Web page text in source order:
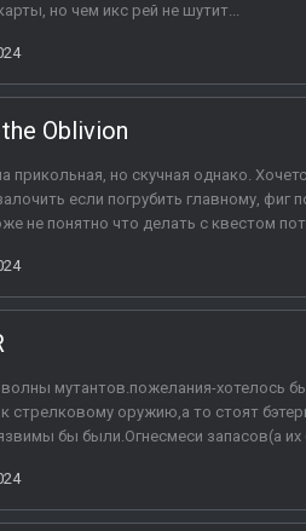
но чем икс рей не шутит...
Oblivion
прикольная, но скучная однако.
если погрубить главному,
не понятно что делать с квестом
мутантов.пожелания-хотелось
к стрелковому оружию,а то стоят
бы были.Огнесмеси запасов(а